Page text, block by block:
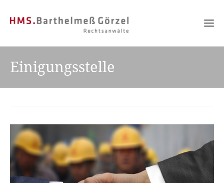
Einigungsstelle